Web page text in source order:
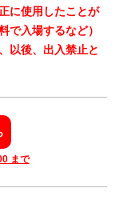
に使用したことが
で入場するなど）
以後、出入禁止と
まで